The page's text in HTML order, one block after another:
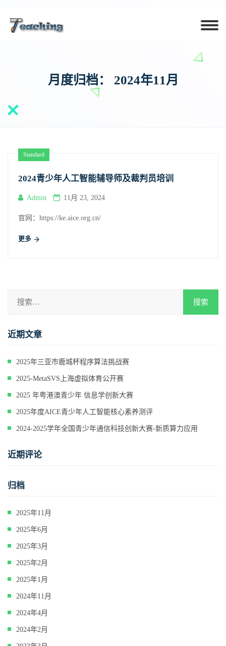
月度归档： 2024年11月
Standard
2024青少年人工智能辅导师及裁判员培训
Admin 11月 23, 2024
官网：https://ke.aice.org.cn/
更多
近期文章
2025年三亚市鹿城杯程序算法挑战赛
2025-MetaSVS上海虚拟体育公开赛
2025 年粤港澳青少年 信息学创新大赛
2025年度AICE青少年人工智能核心素养测评
2024-2025学年全国青少年通信科技创新大赛-新质算力应用
近期评论
归档
2025年11月
2025年6月
2025年3月
2025年2月
2025年1月
2024年11月
2024年4月
2024年2月